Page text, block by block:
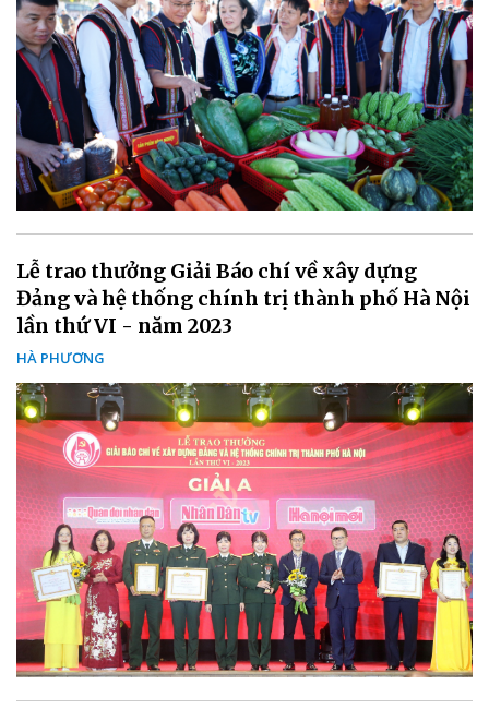
Lễ trao thưởng Giải Báo chí về xây dựng
Đảng và hệ thống chính trị thành phố Hà Nội
lần thứ VI - năm 2023
HÀ PHƯƠNG